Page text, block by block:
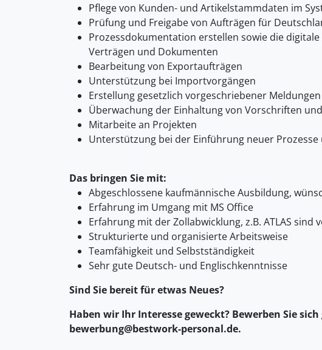
Pflege von Kunden- und Artikelstammdaten im
Prüfung und Freigabe von Aufträgen für
Prozessdokumentation erstellen sowie die
Verträgen und Dokumenten
Bearbeitung von Exportaufträgen
Unterstützung bei Importvorgängen
Erstellung gesetzlich vorgeschriebener Meldungen
Überwachung der Einhaltung von Vorschriften
Mitarbeite an Projekten
Unterstützung bei der Einführung neuer
Das bringen Sie mit:
Abgeschlossene kaufmännische Ausbildung,
Erfahrung im Umgang mit MS Office
Erfahrung mit der Zollabwicklung, z.B. ATLAS sind
Strukturierte und organisierte Arbeitsweise
Teamfähigkeit und Selbstständigkeit
Sehr gute Deutsch- und Englischkenntnisse
Sind Sie bereit für etwas Neues?
Haben wir Ihr Interesse geweckt? Bewerben Sie
bewerbung@bestwork-personal.de.